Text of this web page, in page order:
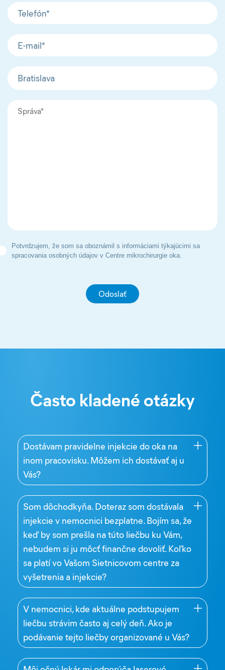
Potvrdzujem, že som sa oboznámil s informáciami týkajúcimi sa
spracovania osobných údajov v Centre mikrochirurgie oka.
Často kladené otázky
Dostávam pravidelne injekcie do oka na
inom pracovisku. Môžem ich dostávať aj u
Vás?
Som dôchodkyňa. Doteraz som dostávala
injekcie v nemocnici bezplatne. Bojím sa, že
keď by som prešla na túto liečbu ku Vám,
nebudem si ju môcť finančne dovoliť. Koľko
sa platí vo Vašom Sietnicovom centre za
vyšetrenia a injekcie?
V nemocnici, kde aktuálne podstupujem
liečbu strávim často aj celý deň. Ako je
podávanie tejto liečby organizované u Vás?